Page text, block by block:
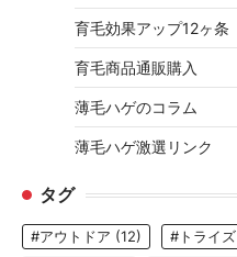
育毛効果アップ12ヶ条
育毛商品通販購入
薄毛ハゲのコラム
薄毛ハゲ激選リンク
タグ
#アウトドア (12) #トライズ